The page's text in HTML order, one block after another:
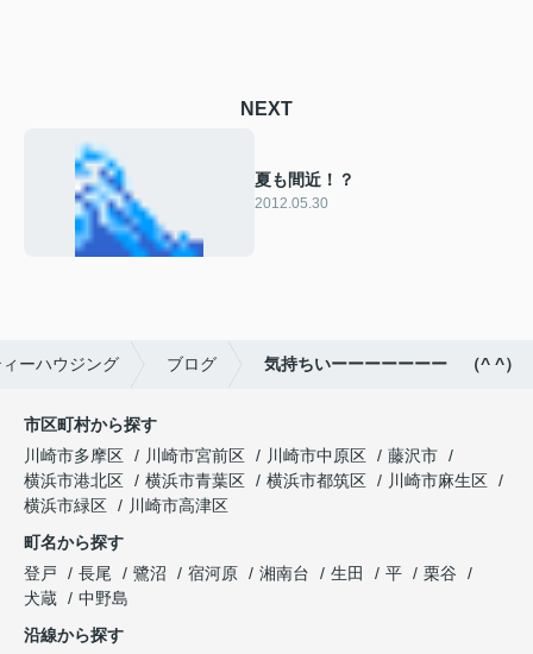
NEXT
夏も間近！？
2012.05.30
ーハウジング ブログ 気持ちいーーーーーーー （^ ^）
市区町村から探す
川崎市多摩区
川崎市宮前区 川崎市中原区
藤沢市
横浜市港北区
横浜市青葉区 横浜市都筑区
川崎市麻生区
横浜市緑区
川崎市高津区
町名から探す
登戸
長尾 鷺沼 宿河原 湘南台 生田 平
栗谷
犬蔵
中野島
沿線から探す